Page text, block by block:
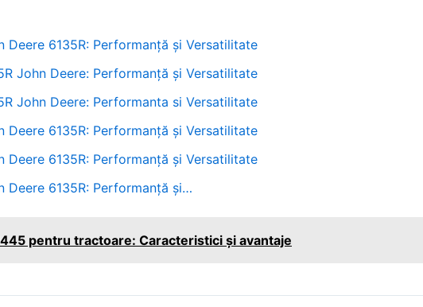
Deere 6135R: Performanță și Versatilitate
John Deere: Performanță și Versatilitate
John Deere: Performanta si Versatilitate
Deere 6135R: Performanță și Versatilitate
Deere 6135R: Performanță și Versatilitate
Deere 6135R: Performanță și…
pentru tractoare: Caracteristici și avantaje